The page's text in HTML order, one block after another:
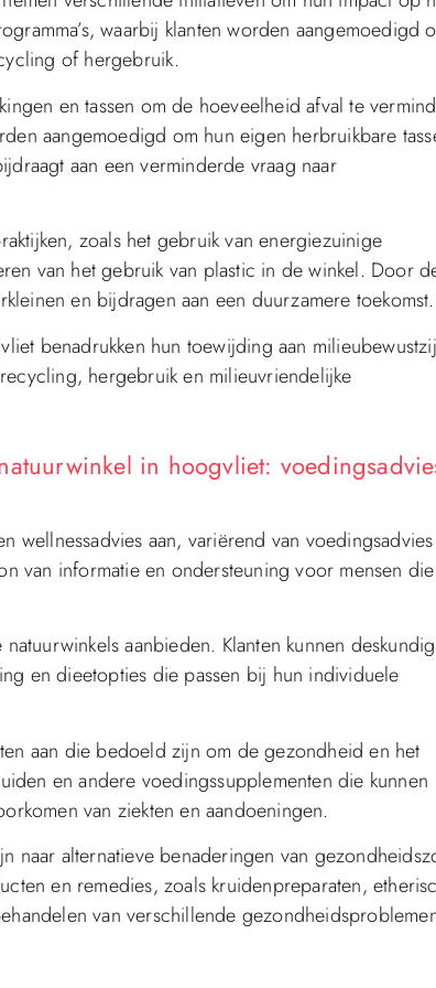
waarbij klanten worden aangemoedigd
of hergebruik.
en tassen om de hoeveelheid afval te
aangemoedigd om hun eigen herbruikbare
aan een verminderde vraag naar
zoals het gebruik van energiezuinige
van het gebruik van plastic in de winkel. Door
en bijdragen aan een duurzamere toekomst.
benadrukken hun toewijding aan
hergebruik en milieuvriendelijke
in hoogvliet:
wellnessadvies aan, variërend van
van informatie en ondersteuning voor mensen die
aanbieden. Klanten kunnen deskundig
en dieetopties die passen bij hun individuele
aan die bedoeld zijn om de gezondheid en het
en andere voedingssupplementen die kunnen
van ziekten en aandoeningen.
naar alternatieve benaderingen van
en remedies, zoals kruidenpreparaten,
van verschillende